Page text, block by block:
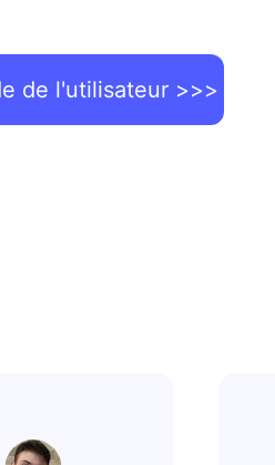
de l'utilisateur >>>